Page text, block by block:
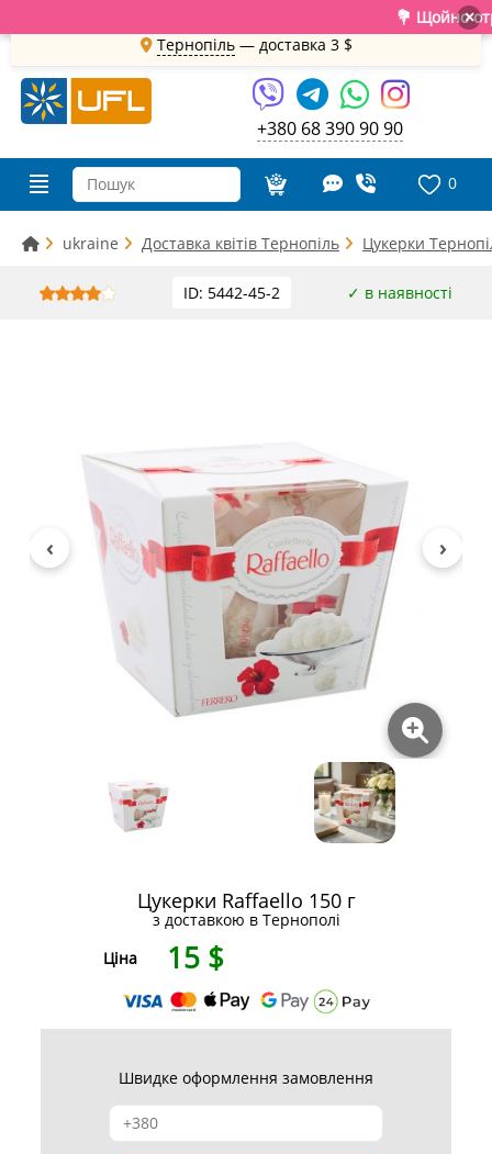
💐 Щойно ×
Тернопіль— доставка 3 $
+380 68 390 90 90
0
ukraine Доставка квітів Тернопіль Цукерки
ID: 5442-45-2 ✓ в наявності
Цукерки Raffaello 150 г
з доставкою в Тернополі
Ціна
15 $
Швидке оформлення замовлення